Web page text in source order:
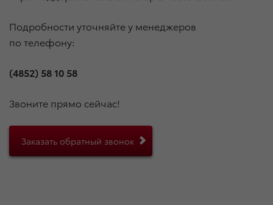
Подробности уточняйте у менеджеров
по телефону:
(4852) 58 10 58
Звоните прямо сейчас!
Заказать обратный звонок